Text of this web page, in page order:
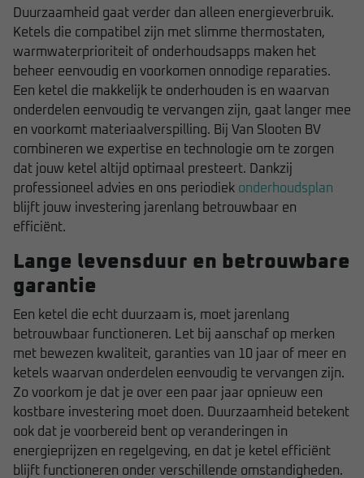
Duurzaamheid gaat verder dan alleen energieverbruik.
Ketels die compatibel zijn met slimme thermostaten,
warmwaterprioriteit of onderhoudsapps maken het
beheer eenvoudig en voorkomen onnodige reparaties.
Een ketel die makkelijk te onderhouden is en waarvan
onderdelen eenvoudig te vervangen zijn, gaat langer mee
en voorkomt materiaalverspilling. Bij Van Slooten BV
combineren we expertise en technologie om te zorgen
dat jouw ketel altijd optimaal presteert. Dankzij
professioneel advies en ons periodiek onderhoudsplan
blijft jouw investering jarenlang betrouwbaar en
efficiënt.
Lange levensduur en betrouwbare
garantie
Een ketel die echt duurzaam is, moet jarenlang
betrouwbaar functioneren. Let bij aanschaf op merken
met bewezen kwaliteit, garanties van 10 jaar of meer en
ketels waarvan onderdelen eenvoudig te vervangen zijn.
Zo voorkom je dat je over een paar jaar opnieuw een
kostbare investering moet doen. Duurzaamheid betekent
ook dat je voorbereid bent op veranderingen in
energieprijzen en regelgeving, en dat je ketel efficiënt
blijft functioneren onder verschillende omstandigheden.